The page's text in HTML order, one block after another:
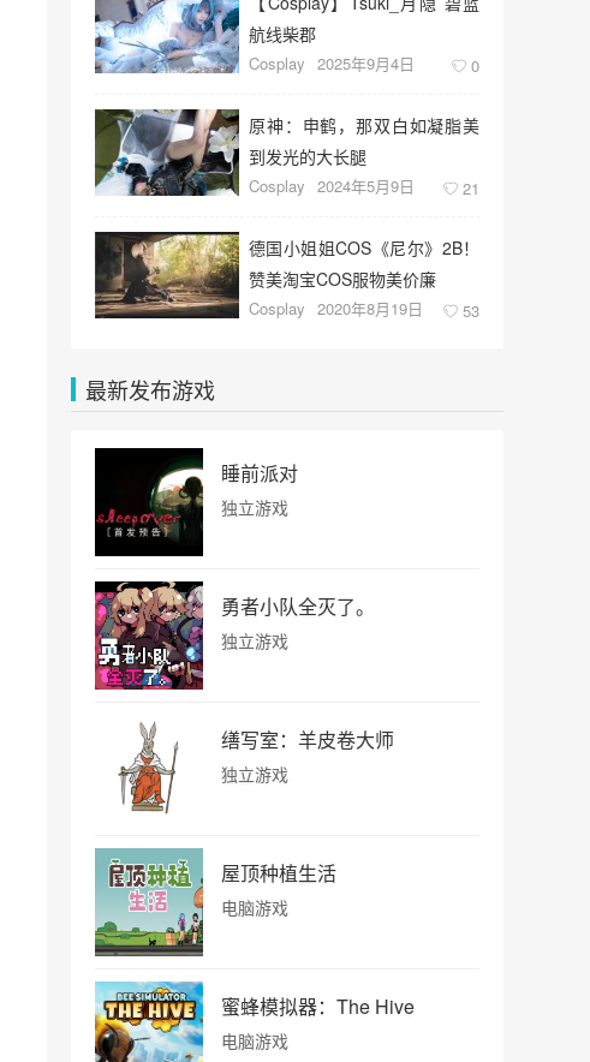
航线柴郡
Cosplay 2025年9月4日 0
原神：申鹤，那双白如凝脂美
到发光的大长腿
Cosplay 2024年5月9日 21
德国小姐姐COS《尼尔》2B！
赞美淘宝COS服物美价廉
Cosplay 2020年8月19日 53
最新发布游戏
睡前派对
独立游戏
勇者小队全灭了。
独立游戏
缮写室：羊皮卷大师
独立游戏
屋顶种植生活
电脑游戏
蜜蜂模拟器：The Hive
电脑游戏